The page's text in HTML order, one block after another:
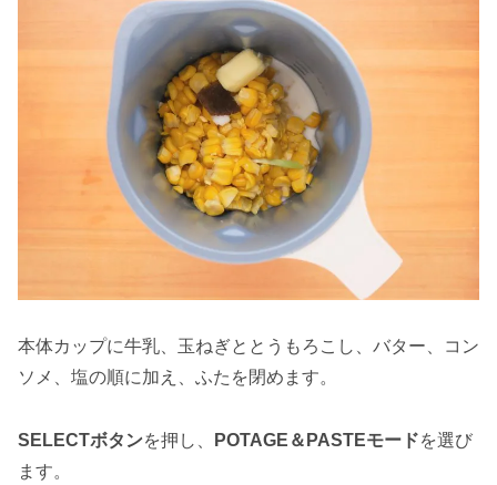
本体カップに牛乳、玉ねぎととうもろこし、バター、コン
ソメ、塩の順に加え、ふたを閉めます。
SELECTボタンを押し、 POTAGE＆PASTEモードを選び
ます。